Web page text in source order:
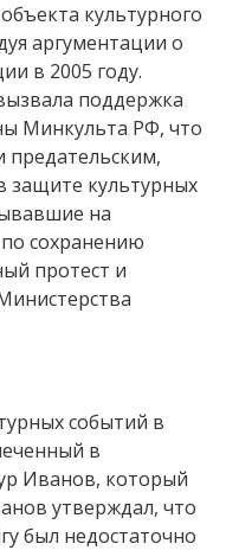
культурного
аргументации о
в 2005 году.
поддержка
Минкульта РФ, что
предательским,
защите культурных
на
сохранению
протест и
событий в
в
Иванов, который
утверждал, что
был недостаточно